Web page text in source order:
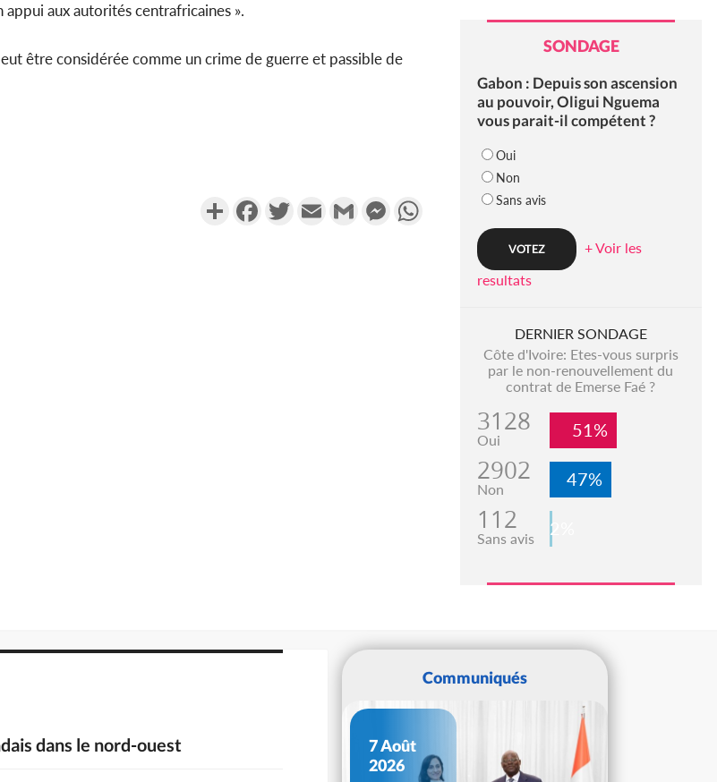
aux autorités centrafricaines ».
être considérée comme un crime de guerre et passible de
PartagerFacebookTwitterEmail Gmail MessengerWhatsApp
SONDAGE
Gabon : Depuis son ascension
au pouvoir, Oligui Nguema
vous parait-il compétent ?
Oui
Non
Sans avis
+ Voir les
resultats
DERNIER SONDAGE
Côte d'Ivoire: Etes-vous surpris
par le non-renouvellement du
contrat de Emerse Faé ?
3128
Oui 51%
2902
Non 47%
112
Sans avis 2%
dans le nord-ouest
Communiqués
7 Août
2026